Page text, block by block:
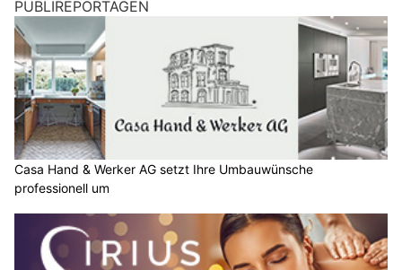
PUBLIREPORTAGEN
Casa Hand & Werker AG setzt Ihre Umbauwünsche
professionell um